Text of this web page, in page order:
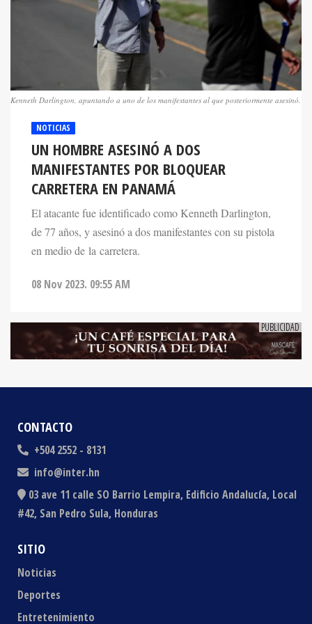
Kenneth Darlington, apuntando a uno de los manifestantes al que posteriormente asesinó.
NOTICIAS
UN HOMBRE ASESINÓ A DOS
MANIFESTANTES POR BLOQUEAR
CARRETERA EN PANAMÁ
El atacante fue identificado como Kenneth Darlington,
de 77 años, y asesinó a dos manifestantes con su pistola
en medio de la carretera.
CONTACTO
+504 2552 - 8131
info@inter.hn
03 ave 11 calle SO Barrio Lempira, Edificio Andalucía, Local
#42, San Pedro Sula, Honduras
SITIO
Noticias
Deportes
Entretenimiento